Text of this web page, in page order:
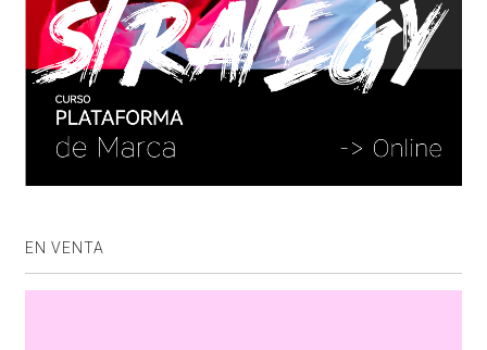
EN VENTA